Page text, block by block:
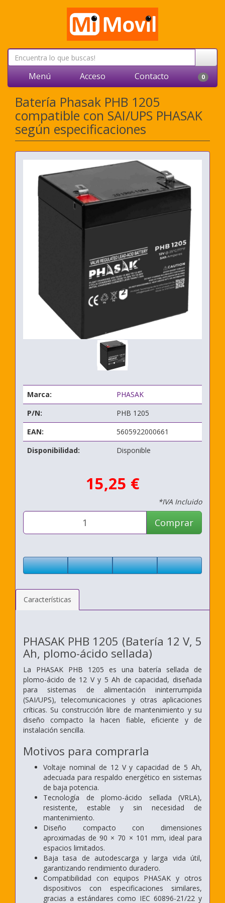
Menú Acceso Contacto 0
Batería Phasak PHB 1205
compatible con SAI/UPS PHASAK
según especificaciones
Marca:
PHASAK
P/N:
PHB 1205
EAN:
5605922000661
Disponibilidad:
Disponible
15,25 €
*IVA Incluido
Comprar
Características
PHASAK PHB 1205 (Batería 12 V, 5
Ah, plomo-ácido sellada)
La PHASAK PHB 1205 es una batería sellada de
plomo-ácido de 12 V y 5 Ah de capacidad, diseñada
para sistemas de alimentación ininterrumpida
(SAI/UPS), telecomunicaciones y otras aplicaciones
críticas. Su construcción libre de mantenimiento y su
diseño compacto la hacen fiable, eficiente y de
instalación sencilla.
Motivos para comprarla
Voltaje nominal de 12 V y capacidad de 5 Ah,
adecuada para respaldo energético en sistemas
de baja potencia.
Tecnología de plomo-ácido sellada (VRLA),
resistente, estable y sin necesidad de
mantenimiento.
Diseño compacto con dimensiones
aproximadas de 90 × 70 × 101 mm, ideal para
espacios limitados.
Baja tasa de autodescarga y larga vida útil,
garantizando rendimiento duradero.
Compatibilidad con equipos PHASAK y otros
dispositivos con especificaciones similares,
gracias a estándares como IEC 60896-21/22 y